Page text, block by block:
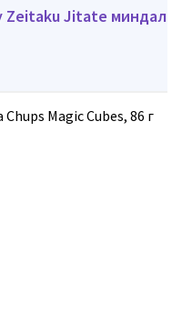
Zeitaku Jitate миндаль